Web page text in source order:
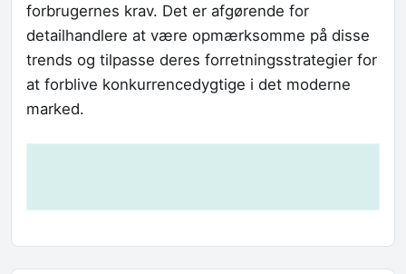
forbrugernes krav. Det er afgørende for
detailhandlere at være opmærksomme på disse
trends og tilpasse deres forretningsstrategier for
at forblive konkurrencedygtige i det moderne
marked.